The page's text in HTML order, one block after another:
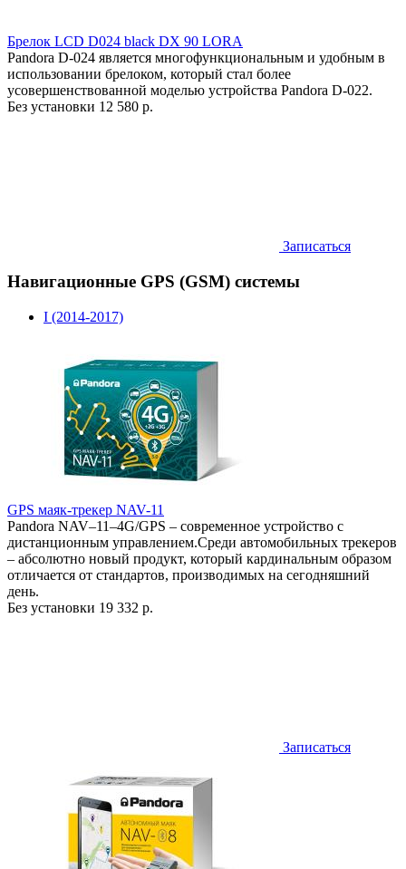
Брелок LCD D024 black DX 90 LORA
Pandora D-024 является многофункциональным и удобным в
использовании брелоком, который стал более
усовершенствованной моделью устройства Pandora D-022.
Без установки 12 580 р.
Записаться
Навигационные GPS (GSM) системы
I (2014-2017)
GPS маяк-трекер NAV-11
Pandora NAV–11–4G/GPS – современное устройство с
дистанционным управлением.Среди автомобильных трекеров
– абсолютно новый продукт, который кардинальным образом
отличается от стандартов, производимых на сегодняшний
день.
Без установки 19 332 р.
Записаться